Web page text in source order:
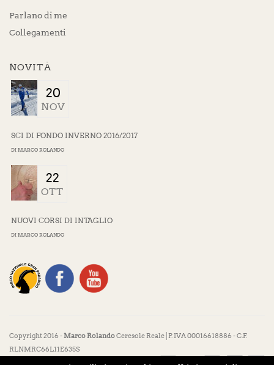
Parlano di me
Collegamenti
NOVITÀ
20
NOV
SCI DI FONDO INVERNO 2016/2017
DI MARCO ROLANDO
22
OTT
NUOVI CORSI DI INTAGLIO
DI MARCO ROLANDO
Copyright 2016 -Marco RolandoCeresole Reale | P. IVA 00016618886 - C.F.
RLNMRC66L11E635S